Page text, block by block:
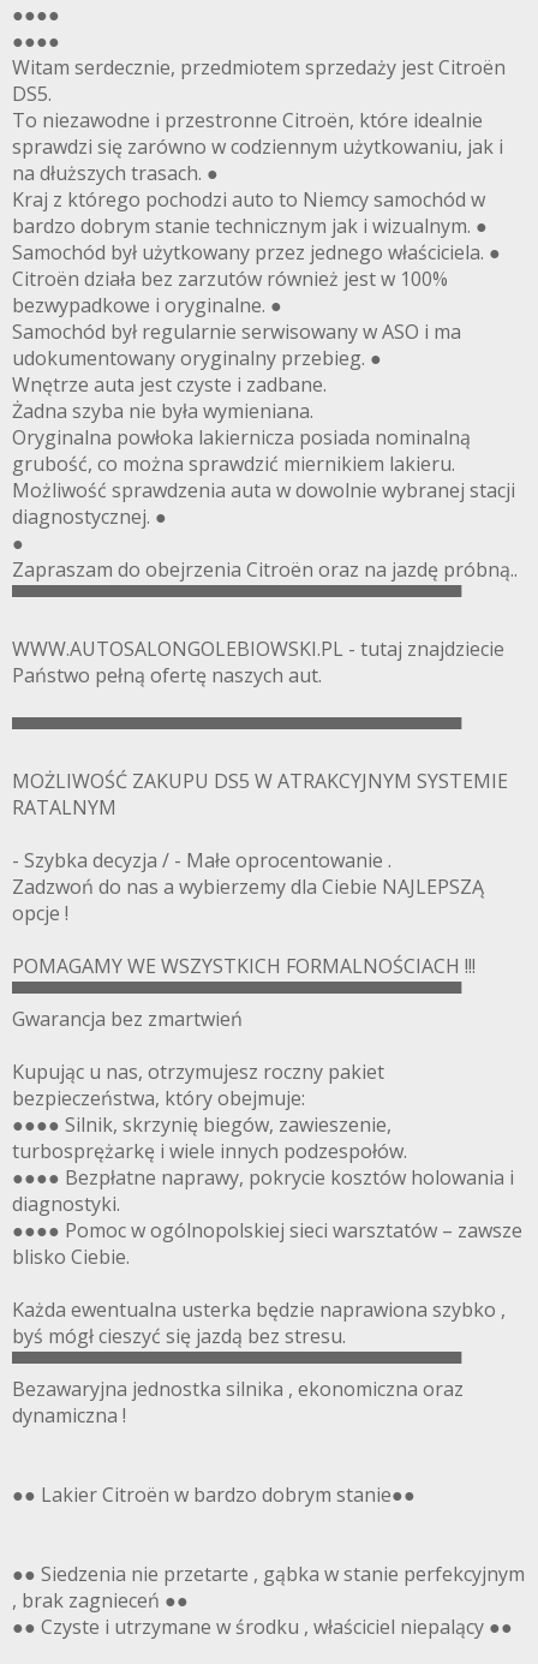
●●●●
●●●●
Witam serdecznie, przedmiotem sprzedaży jest Citroën
DS5.
To niezawodne i przestronne Citroën, które idealnie
sprawdzi się zarówno w codziennym użytkowaniu, jak i
na dłuższych trasach. ●
Kraj z którego pochodzi auto to Niemcy samochód w
bardzo dobrym stanie technicznym jak i wizualnym. ●
Samochód był użytkowany przez jednego właściciela. ●
Citroën działa bez zarzutów również jest w 100%
bezwypadkowe i oryginalne. ●
Samochód był regularnie serwisowany w ASO i ma
udokumentowany oryginalny przebieg. ●
Wnętrze auta jest czyste i zadbane.
Żadna szyba nie była wymieniana.
Oryginalna powłoka lakiernicza posiada nominalną
grubość, co można sprawdzić miernikiem lakieru.
Możliwość sprawdzenia auta w dowolnie wybranej stacji
diagnostycznej. ●
●
Zapraszam do obejrzenia Citroën oraz na jazdę próbną..
▀▀▀▀▀▀▀▀▀▀▀▀▀▀▀▀▀▀▀▀▀▀▀▀▀▀▀▀▀▀▀▀▀▀
WWW.AUTOSALONGOLEBIOWSKI.PL - tutaj znajdziecie
Państwo pełną ofertę naszych aut.
▀▀▀▀▀▀▀▀▀▀▀▀▀▀▀▀▀▀▀▀▀▀▀▀▀▀▀▀▀▀▀▀▀▀
MOŻLIWOŚĆ ZAKUPU DS5 W ATRAKCYJNYM SYSTEMIE
RATALNYM
- Szybka decyzja / - Małe oprocentowanie .
Zadzwoń do nas a wybierzemy dla Ciebie NAJLEPSZĄ
opcje !
POMAGAMY WE WSZYSTKICH FORMALNOŚCIACH !!!
▀▀▀▀▀▀▀▀▀▀▀▀▀▀▀▀▀▀▀▀▀▀▀▀▀▀▀▀▀▀▀▀▀▀
Gwarancja bez zmartwień
Kupując u nas, otrzymujesz roczny pakiet
bezpieczeństwa, który obejmuje:
●●●● Silnik, skrzynię biegów, zawieszenie,
turbosprężarkę i wiele innych podzespołów.
●●●● Bezpłatne naprawy, pokrycie kosztów holowania i
diagnostyki.
●●●● Pomoc w ogólnopolskiej sieci warsztatów – zawsze
blisko Ciebie.
Każda ewentualna usterka będzie naprawiona szybko ,
byś mógł cieszyć się jazdą bez stresu.
▀▀▀▀▀▀▀▀▀▀▀▀▀▀▀▀▀▀▀▀▀▀▀▀▀▀▀▀▀▀▀▀▀▀
Bezawaryjna jednostka silnika , ekonomiczna oraz
dynamiczna !
●● Lakier Citroën w bardzo dobrym stanie●●
●● Siedzenia nie przetarte , gąbka w stanie perfekcyjnym
, brak zagnieceń ●●
●● Czyste i utrzymane w środku , właściciel niepalący ●●